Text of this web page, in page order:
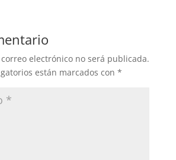
electrónico no será publicada.
están marcados con *